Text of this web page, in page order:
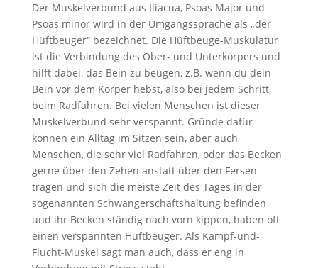
Der Muskelverbund aus Iliacua, Psoas Major und
Psoas minor wird in der Umgangssprache als „der
Hüftbeuger“ bezeichnet. Die Hüftbeuge-Muskulatur
ist die Verbindung des Ober- und Unterkörpers und
hilft dabei, das Bein zu beugen, z.B. wenn du dein
Bein vor dem Körper hebst, also bei jedem Schritt,
beim Radfahren. Bei vielen Menschen ist dieser
Muskelverbund sehr verspannt. Gründe dafür
können ein Alltag im Sitzen sein, aber auch
Menschen, die sehr viel Radfahren, oder das Becken
gerne über den Zehen anstatt über den Fersen
tragen und sich die meiste Zeit des Tages in der
sogenannten Schwangerschaftshaltung befinden
und ihr Becken ständig nach vorn kippen, haben oft
einen verspannten Hüftbeuger. Als Kampf-und-
Flucht-Muskel sagt man auch, dass er eng in